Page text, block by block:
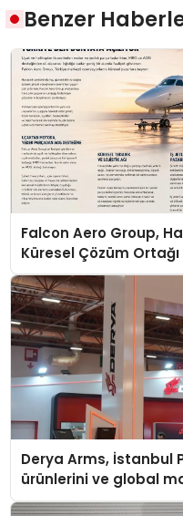
Benzer
Falcon Aero Group,
Küresel Çözüm
Derya Arms, İstanbul
ürünlerini ve global